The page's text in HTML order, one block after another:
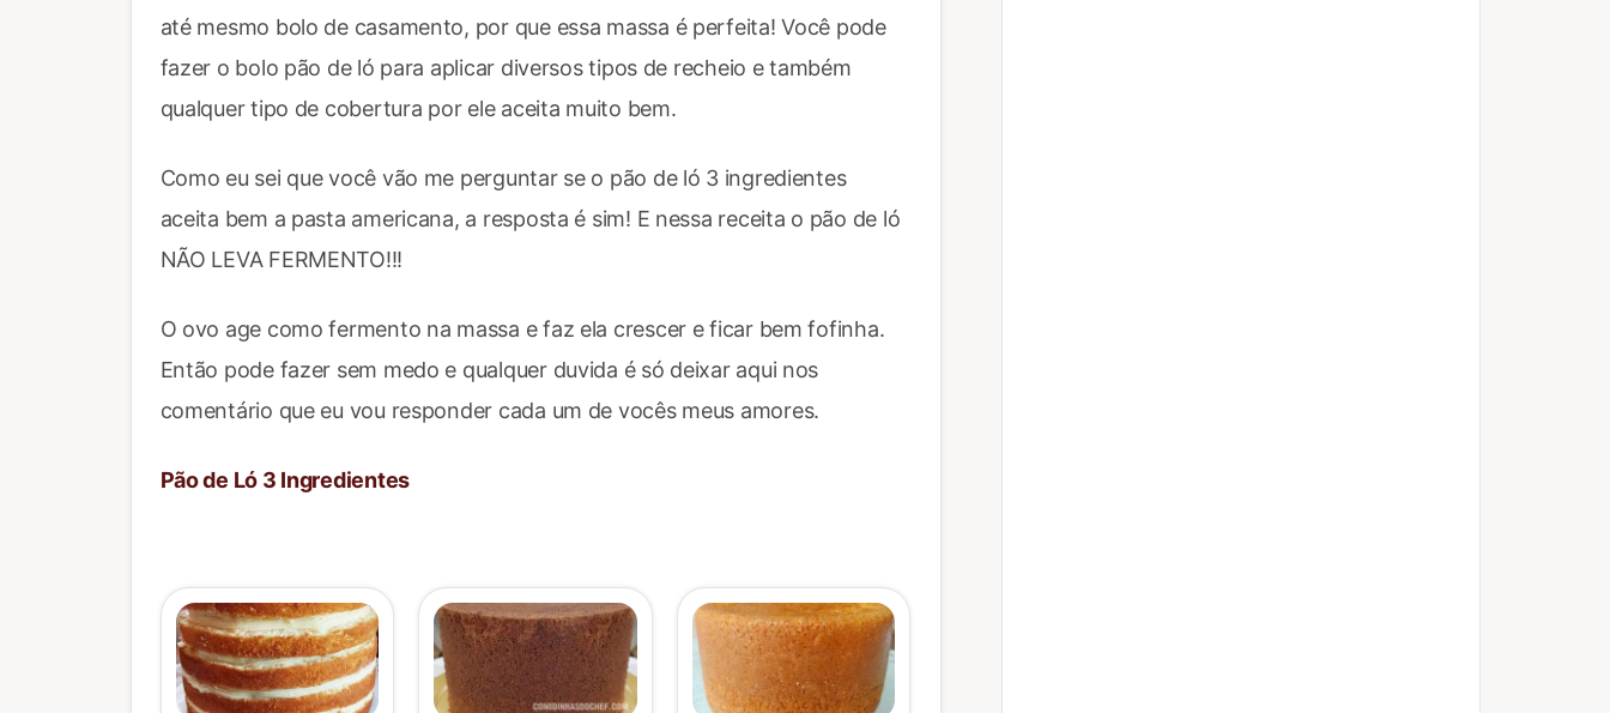
até mesmo bolo de casamento, por que essa massa é perfeita! Você pode
fazer o bolo pão de ló para aplicar diversos tipos de recheio e também
qualquer tipo de cobertura por ele aceita muito bem.
Como eu sei que você vão me perguntar se o pão de ló 3 ingredientes
aceita bem a pasta americana, a resposta é sim! E nessa receita o pão de ló
NÃO LEVA FERMENTO!!!
O ovo age como fermento na massa e faz ela crescer e ficar bem fofinha.
Então pode fazer sem medo e qualquer duvida é só deixar aqui nos
comentário que eu vou responder cada um de vocês meus amores.
Pão de Ló 3 Ingredientes